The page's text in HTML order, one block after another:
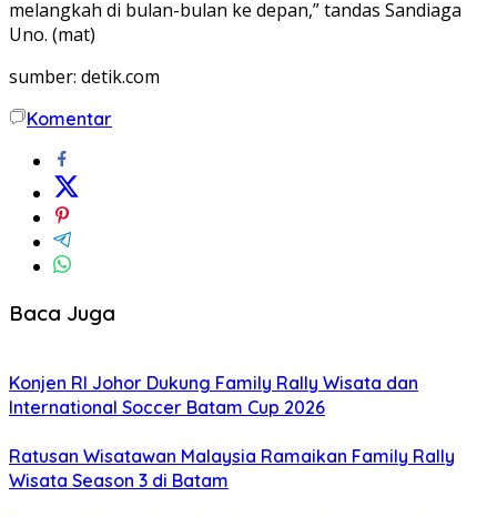
melangkah di bulan-bulan ke depan,” tandas Sandiaga
Uno. (mat)
sumber: detik.com
Komentar
Baca Juga
Konjen RI Johor Dukung Family Rally Wisata dan
International Soccer Batam Cup 2026
Ratusan Wisatawan Malaysia Ramaikan Family Rally
Wisata Season 3 di Batam